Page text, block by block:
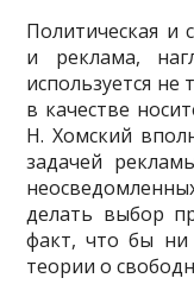
Политическая и
и реклама,
используется не
в качестве
Н. Хомский
задачей
делать выбор
факт, что бы ни
теории о